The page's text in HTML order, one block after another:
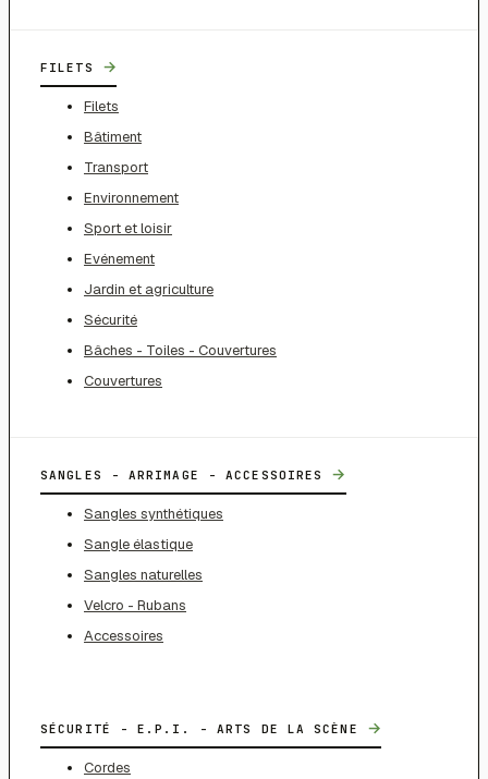
FILETS →
Filets
Bâtiment
Transport
Environnement
Sport et loisir
Evénement
Jardin et agriculture
Sécurité
Bâches - Toiles - Couvertures
Couvertures
SANGLES - ARRIMAGE - ACCESSOIRES →
Sangles synthétiques
Sangle élastique
Sangles naturelles
Velcro - Rubans
Accessoires
SÉCURITÉ - E.P.I. - ARTS DE LA SCÈNE →
Cordes